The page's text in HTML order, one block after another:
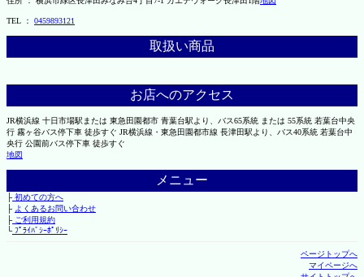
TEL ： 0459893121
取扱い商品
お店へのアクセス
JR横浜線 十日市場駅または 東急田園都市 青葉台駅より、バス65系統 または 55系統 若葉台中央
行 霧ヶ谷バス停下車 徒歩すぐ JR横浜線・東急田園都市線 長津田駅より、バス40系統 若葉台中
央行 公園前バス停下車 徒歩すぐ
地図
メニュー
├初めての方へ
├ よくあるお問い合わせ
├ご利用規約
└ﾌﾟﾗｲﾊﾞｼｰﾎﾟﾘｼｰ
ページトップへ
マイページへ